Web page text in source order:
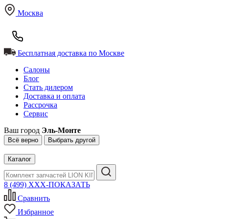
Москва
Бесплатная доставка по Москве
Салоны
Блог
Стать дилером
Доставка и оплата
Рассрочка
Сервис
Ваш город Эль-Монте
Всё верно Выбрать другой
Каталог
8 (499) XXX-ПОКАЗАТЬ
Сравнить
Избранное